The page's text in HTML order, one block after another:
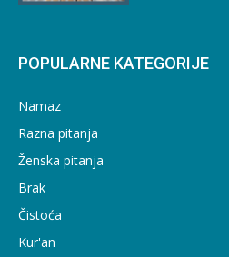
POPULARNE KATEGORIJE
Namaz
Razna pitanja
Ženska pitanja
Brak
Čistoća
Kur'an